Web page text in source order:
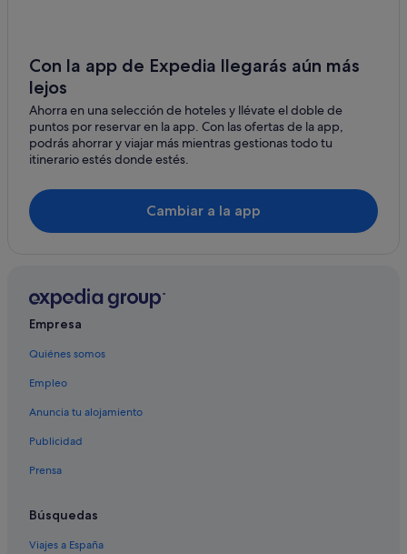
Con la app de Expedia llegarás aún más
lejos
Ahorra en una selección de hoteles y llévate el doble de
puntos por reservar en la app. Con las ofertas de la app,
podrás ahorrar y viajar más mientras gestionas todo tu
itinerario estés donde estés.
Cambiar a la app
Empresa
Quiénes somos
Empleo
Anuncia tu alojamiento
Publicidad
Prensa
Búsquedas
Viajes a España